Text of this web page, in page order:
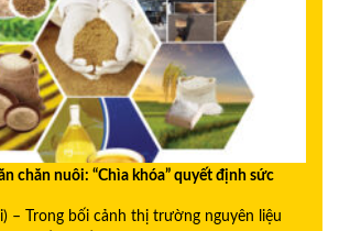
chăn nuôi: “Chìa khóa” quyết định sức
– Trong bối cảnh thị trường nguyên liệu